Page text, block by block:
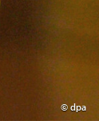
© dpa